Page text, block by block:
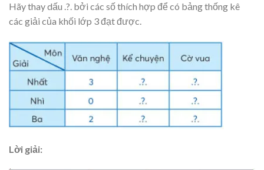
Hãy thay dấu .?. bởi các số thích hợp để có bảng thống kê
các giải của khối lớp 3 đạt được.
Lời giải: